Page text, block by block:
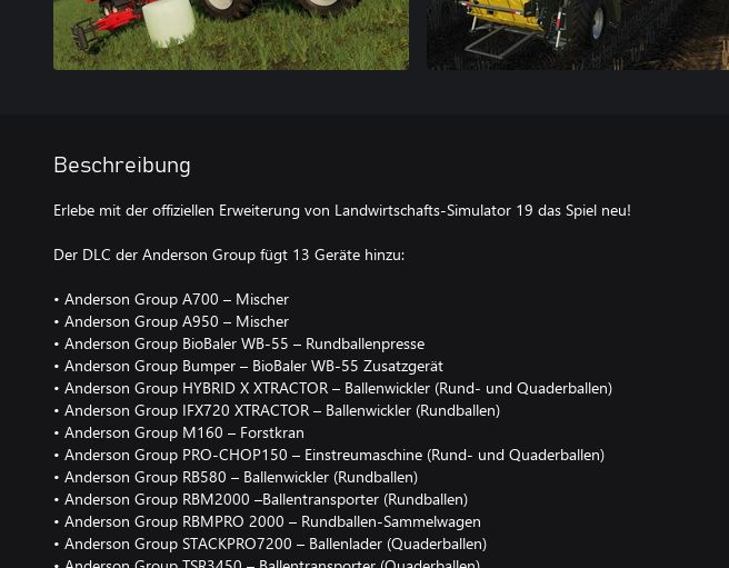
Beschreibung
Erlebe mit der offiziellen Erweiterung von Landwirtschafts-Simulator 19 das Spiel neu!
Der DLC der Anderson Group fügt 13 Geräte hinzu:
• Anderson Group A700 – Mischer
• Anderson Group A950 – Mischer
• Anderson Group BioBaler WB-55 – Rundballenpresse
• Anderson Group Bumper – BioBaler WB-55 Zusatzgerät
• Anderson Group HYBRID X XTRACTOR – Ballenwickler (Rund- und Quaderballen)
• Anderson Group IFX720 XTRACTOR – Ballenwickler (Rundballen)
• Anderson Group M160 – Forstkran
• Anderson Group PRO-CHOP150 – Einstreumaschine (Rund- und Quaderballen)
• Anderson Group RB580 – Ballenwickler (Rundballen)
• Anderson Group RBM2000 –Ballentransporter (Rundballen)
• Anderson Group RBMPRO 2000 – Rundballen-Sammelwagen
• Anderson Group STACKPRO7200 – Ballenlader (Quaderballen)